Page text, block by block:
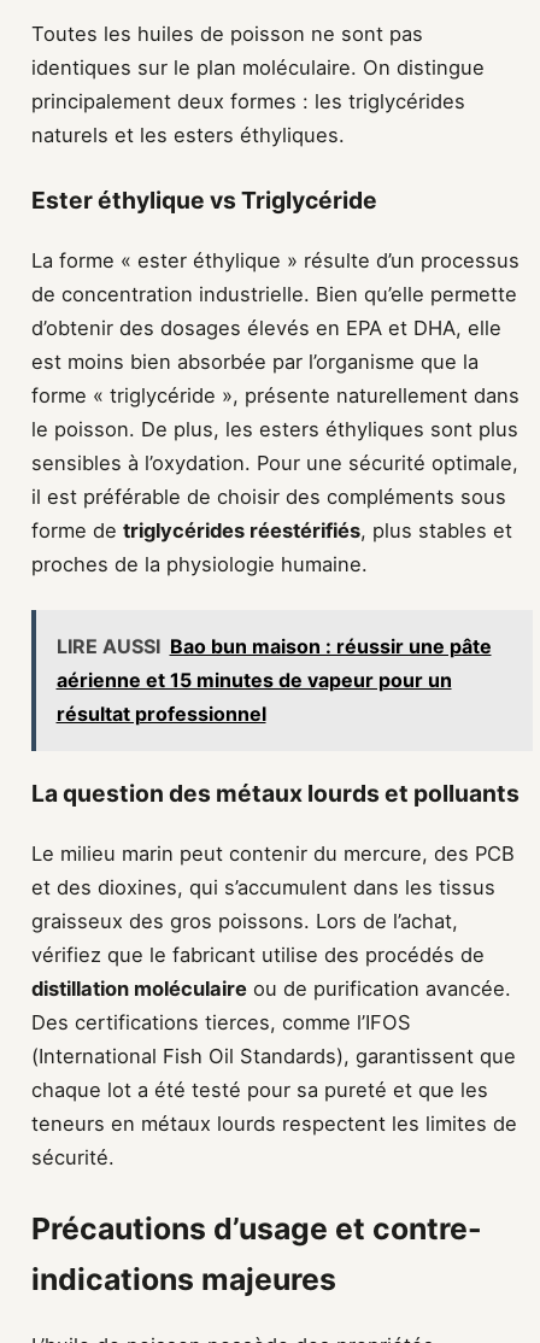
Toutes les huiles de poisson ne sont pas
identiques sur le plan moléculaire. On distingue
principalement deux formes : les triglycérides
naturels et les esters éthyliques.
Ester éthylique vs Triglycéride
La forme « ester éthylique » résulte d’un processus
de concentration industrielle. Bien qu’elle permette
d’obtenir des dosages élevés en EPA et DHA, elle
est moins bien absorbée par l’organisme que la
forme « triglycéride », présente naturellement dans
le poisson. De plus, les esters éthyliques sont plus
sensibles à l’oxydation. Pour une sécurité optimale,
il est préférable de choisir des compléments sous
forme de triglycérides réestérifiés, plus stables et
proches de la physiologie humaine.
LIRE AUSSI Bao bun maison : réussir une pâte
aérienne et 15 minutes de vapeur pour un
résultat professionnel
La question des métaux lourds et polluants
Le milieu marin peut contenir du mercure, des PCB
et des dioxines, qui s’accumulent dans les tissus
graisseux des gros poissons. Lors de l’achat,
vérifiez que le fabricant utilise des procédés de
distillation moléculaire ou de purification avancée.
Des certifications tierces, comme l’IFOS
(International Fish Oil Standards), garantissent que
chaque lot a été testé pour sa pureté et que les
teneurs en métaux lourds respectent les limites de
sécurité.
Précautions d’usage et contre-
indications majeures